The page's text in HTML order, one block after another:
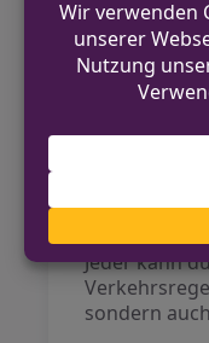
weiteren
Die Polizei
Zukunft den
prüfen, um
Jeder kann
sondern